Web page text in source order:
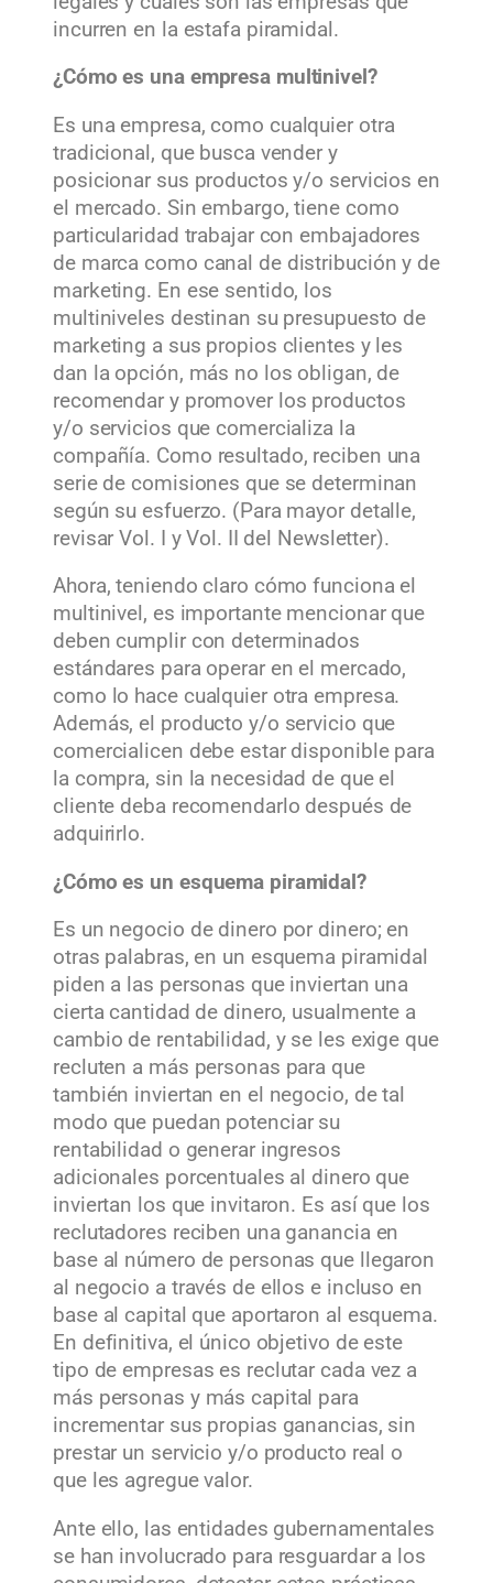
incurren en la estafa piramidal.
¿Cómo es una empresa multinivel?
Es una empresa, como cualquier otra
tradicional, que busca vender y
posicionar sus productos y/o servicios en
el mercado. Sin embargo, tiene como
particularidad trabajar con embajadores
de marca como canal de distribución y de
marketing. En ese sentido, los
multiniveles destinan su presupuesto de
marketing a sus propios clientes y les
dan la opción, más no los obligan, de
recomendar y promover los productos
y/o servicios que comercializa la
compañía. Como resultado, reciben una
serie de comisiones que se determinan
según su esfuerzo. (Para mayor detalle,
revisar Vol. I y Vol. II del Newsletter).
Ahora, teniendo claro cómo funciona el
multinivel, es importante mencionar que
deben cumplir con determinados
estándares para operar en el mercado,
como lo hace cualquier otra empresa.
Además, el producto y/o servicio que
comercialicen debe estar disponible para
la compra, sin la necesidad de que el
cliente deba recomendarlo después de
adquirirlo.
¿Cómo es un esquema piramidal?
Es un negocio de dinero por dinero; en
otras palabras, en un esquema piramidal
piden a las personas que inviertan una
cierta cantidad de dinero, usualmente a
cambio de rentabilidad, y se les exige que
recluten a más personas para que
también inviertan en el negocio, de tal
modo que puedan potenciar su
rentabilidad o generar ingresos
adicionales porcentuales al dinero que
inviertan los que invitaron. Es así que los
reclutadores reciben una ganancia en
base al número de personas que llegaron
al negocio a través de ellos e incluso en
base al capital que aportaron al esquema.
En definitiva, el único objetivo de este
tipo de empresas es reclutar cada vez a
más personas y más capital para
incrementar sus propias ganancias, sin
prestar un servicio y/o producto real o
que les agregue valor.
Ante ello, las entidades gubernamentales
se han involucrado para resguardar a los